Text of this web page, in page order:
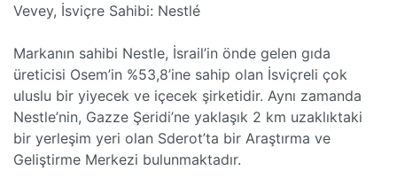
Vevey, İsviçre Sahibi: Nestlé
Markanın sahibi Nestle, İsrail’in önde gelen gıda
üreticisi Osem’in %53,8’ine sahip olan İsviçreli çok
uluslu bir yiyecek ve içecek şirketidir. Aynı zamanda
Nestle’nin, Gazze Şeridi’ne yaklaşık 2 km uzaklıktaki
bir yerleşim yeri olan Sderot’ta bir Araştırma ve
Geliştirme Merkezi bulunmaktadır.